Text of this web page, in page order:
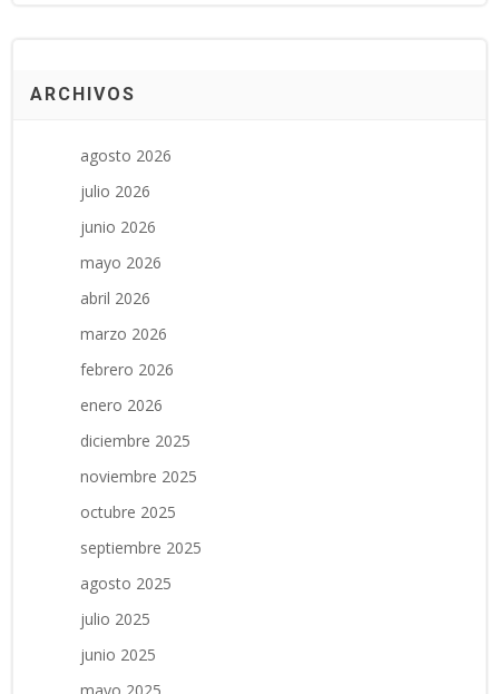
ARCHIVOS
agosto 2026
julio 2026
junio 2026
mayo 2026
abril 2026
marzo 2026
febrero 2026
enero 2026
diciembre 2025
noviembre 2025
octubre 2025
septiembre 2025
agosto 2025
julio 2025
junio 2025